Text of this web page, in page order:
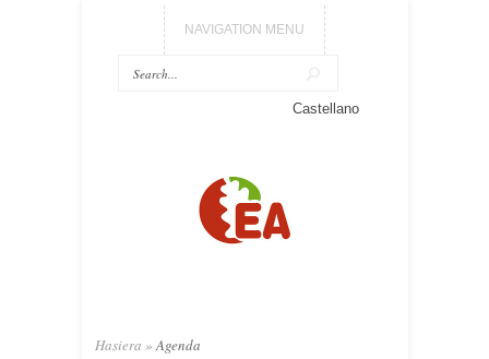
NAVIGATION MENU
Castellano
Hasiera » Agenda